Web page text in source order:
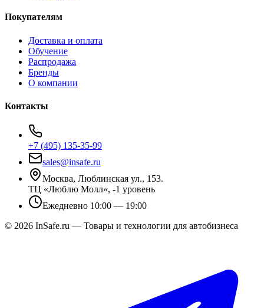
Покупателям
Доставка и оплата
Обучение
Распродажа
Бренды
О компании
Контакты
+7 (495) 135-35-99
sales@insafe.ru
Москва, Люблинская ул., 153.
ТЦ «Люблю Молл», -1 уровень
Ежедневно 10:00 — 19:00
© 2026 InSafe.ru — Товары и технологии для автобизнеса